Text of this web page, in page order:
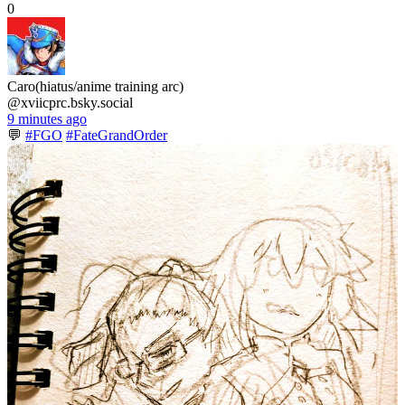
0
Caro(hiatus/anime training arc)
@xviicprc.bsky.social
9 minutes ago
💬 #FGO #FateGrandOrder